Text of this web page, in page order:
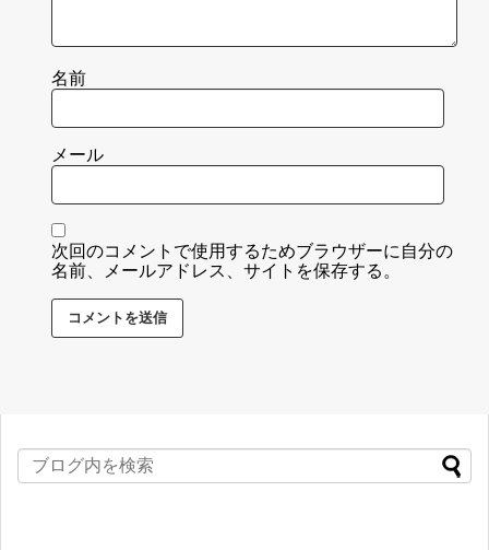
名前
メール
次回のコメントで使用するためブラウザーに自分の
名前、メールアドレス、サイトを保存する。